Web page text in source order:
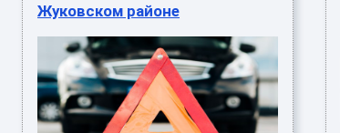
Жуковском районе